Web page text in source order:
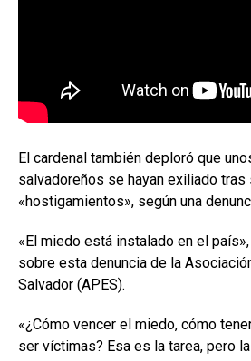
El cardenal también deploró que
salvadoreños se hayan exiliado tras
«hostigamientos», según una
«El miedo está instalado en el
sobre esta denuncia de la
Salvador (APES).
«¿Cómo vencer el miedo, cómo
ser víctimas? Esa es la tarea, pero